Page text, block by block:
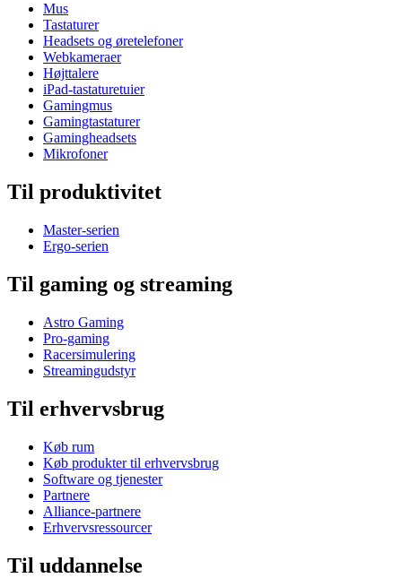
Mus
Tastaturer
Headsets og øretelefoner
Webkameraer
Højttalere
iPad-tastaturetuier
Gamingmus
Gamingtastaturer
Gamingheadsets
Mikrofoner
Til produktivitet
Master-serien
Ergo-serien
Til gaming og streaming
Astro Gaming
Pro-gaming
Racersimulering
Streamingudstyr
Til erhvervsbrug
Køb rum
Køb produkter til erhvervsbrug
Software og tjenester
Partnere
Alliance-partnere
Erhvervsressourcer
Til uddannelse